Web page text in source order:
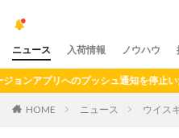
ニュース 入荷情報 ノウハウ
リへのプッシュ通知を停止いたします
HOME ニュース ウイス